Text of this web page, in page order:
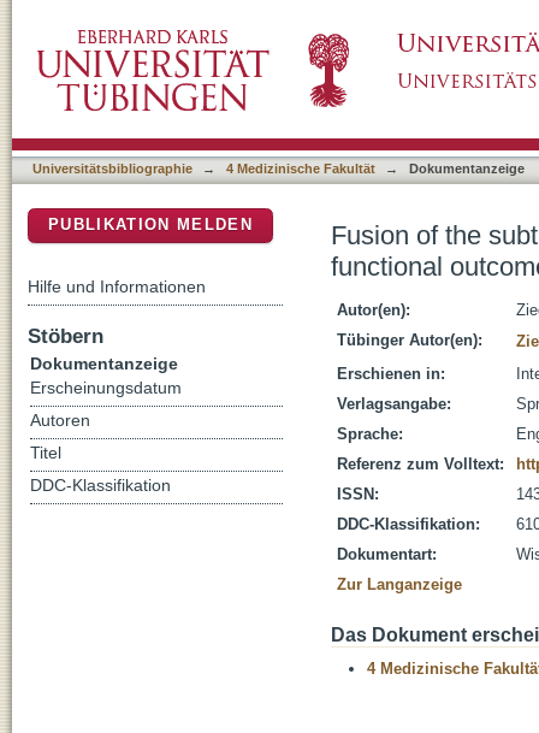
unions
Universitätsbibliographie → 4 Medizinische Fakultät → Dokumentanzeige
Fusion of the
functional
Autor(en):
Tübinger Autor(en):
Erschienen in:
Verlagsangabe:
Sprache:
Referenz zum Volltext:
ISSN:
DDC-Klassifikation:
Dokumentart:
Zur Langanzeige
Das Dokument
4 Medizinische
PUBLIKATION MELDEN
Hilfe und Informationen
Stöbern
Dokumentanzeige
Erscheinungsdatum
Autoren
Titel
DDC-Klassifikation